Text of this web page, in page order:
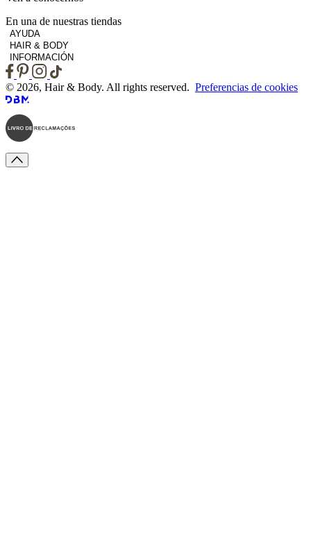
En una de nuestras tiendas
AYUDA
HAIR & BODY
INFORMACIÓN
© 2026, Hair & Body. All rights reserved. Preferencias de cookies